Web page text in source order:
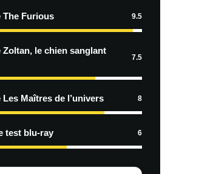
The Furious 9.5
Zoltan, le chien sanglant
7.5
Maîtres de l’univers 8
test blu-ray 6